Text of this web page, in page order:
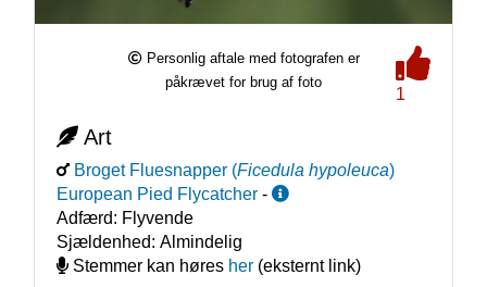
Personlig aftale med fotografen er
påkrævet for brug af foto
1
Art
Broget Fluesnapper (Ficedula hypoleuca)
European Pied Flycatcher -
Adfærd: Flyvende
Sjældenhed: Almindelig
Stemmer kan høres her(eksternt link)